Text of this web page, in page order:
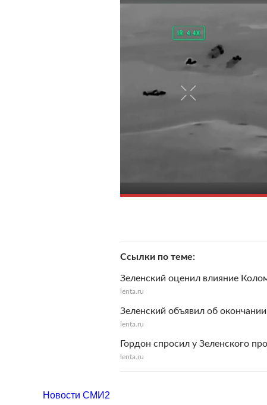
Ссылки по теме
Зеленский оценил влияние
lenta.ru
Зеленский объявил об
lenta.ru
Гордон спросил у Зеленского
lenta.ru
Новости СМИ2